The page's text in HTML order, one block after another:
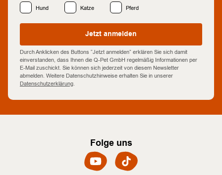
Hund Katze Pferd
Jetzt anmelden
Durch Anklicken des Buttons “Jetzt anmelden” erklären Sie sich damit
einverstanden, dass Ihnen die Q-Pet GmbH regelmäßig Informationen per
E-Mail zuschickt. Sie können sich jederzeit von diesem Newsletter
abmelden. Weitere Datenschutzhinweise erhalten Sie in unserer
Datenschutzerklärung.
Folge uns